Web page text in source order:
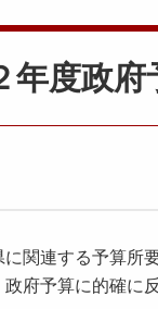
年度政府
関連する予算所
政府予算に的確に